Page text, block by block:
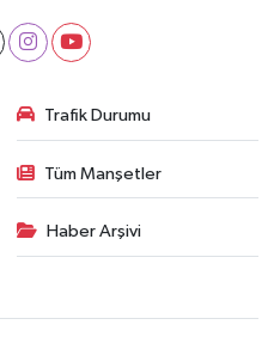
Trafik Durumu
Tüm Manşetler
Haber Arşivi